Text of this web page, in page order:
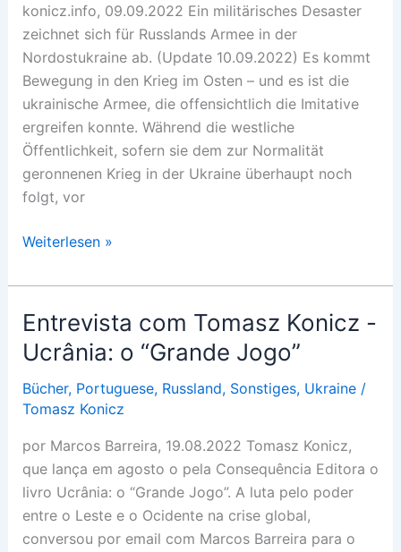
konicz.info, 09.09.2022 Ein militärisches Desaster
zeichnet sich für Russlands Armee in der
Nordostukraine ab. (Update 10.09.2022) Es kommt
Bewegung in den Krieg im Osten – und es ist die
ukrainische Armee, die offensichtlich die Imitative
ergreifen konnte. Während die westliche
Öffentlichkeit, sofern sie dem zur Normalität
geronnenen Krieg in der Ukraine überhaupt noch
folgt, vor
Wendepunkt
der
Ukraine?
Weiterlesen »
Entrevista com Tomasz Konicz -
Ucrânia: o “Grande Jogo”
Bücher, Portuguese, Russland, Sonstiges, Ukraine/
Tomasz Konicz
por Marcos Barreira, 19.08.2022 Tomasz Konicz,
que lança em agosto o pela Consequência Editora o
livro Ucrânia: o “Grande Jogo”. A luta pelo poder
entre o Leste e o Ocidente na crise global,
conversou por email com Marcos Barreira para o